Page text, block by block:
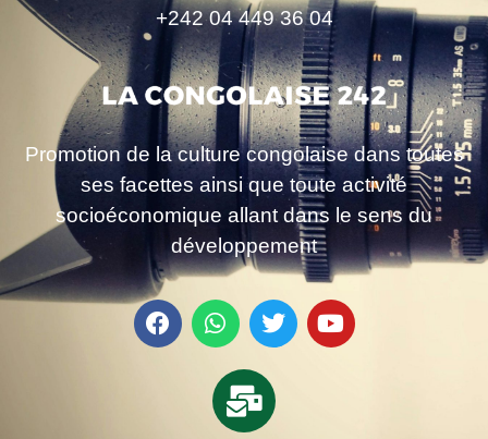
+242 04 449 36 04
Promotion de la culture congolaise dans toutes
ses facettes ainsi que toute activité
socioéconomique allant dans le sens du
développement